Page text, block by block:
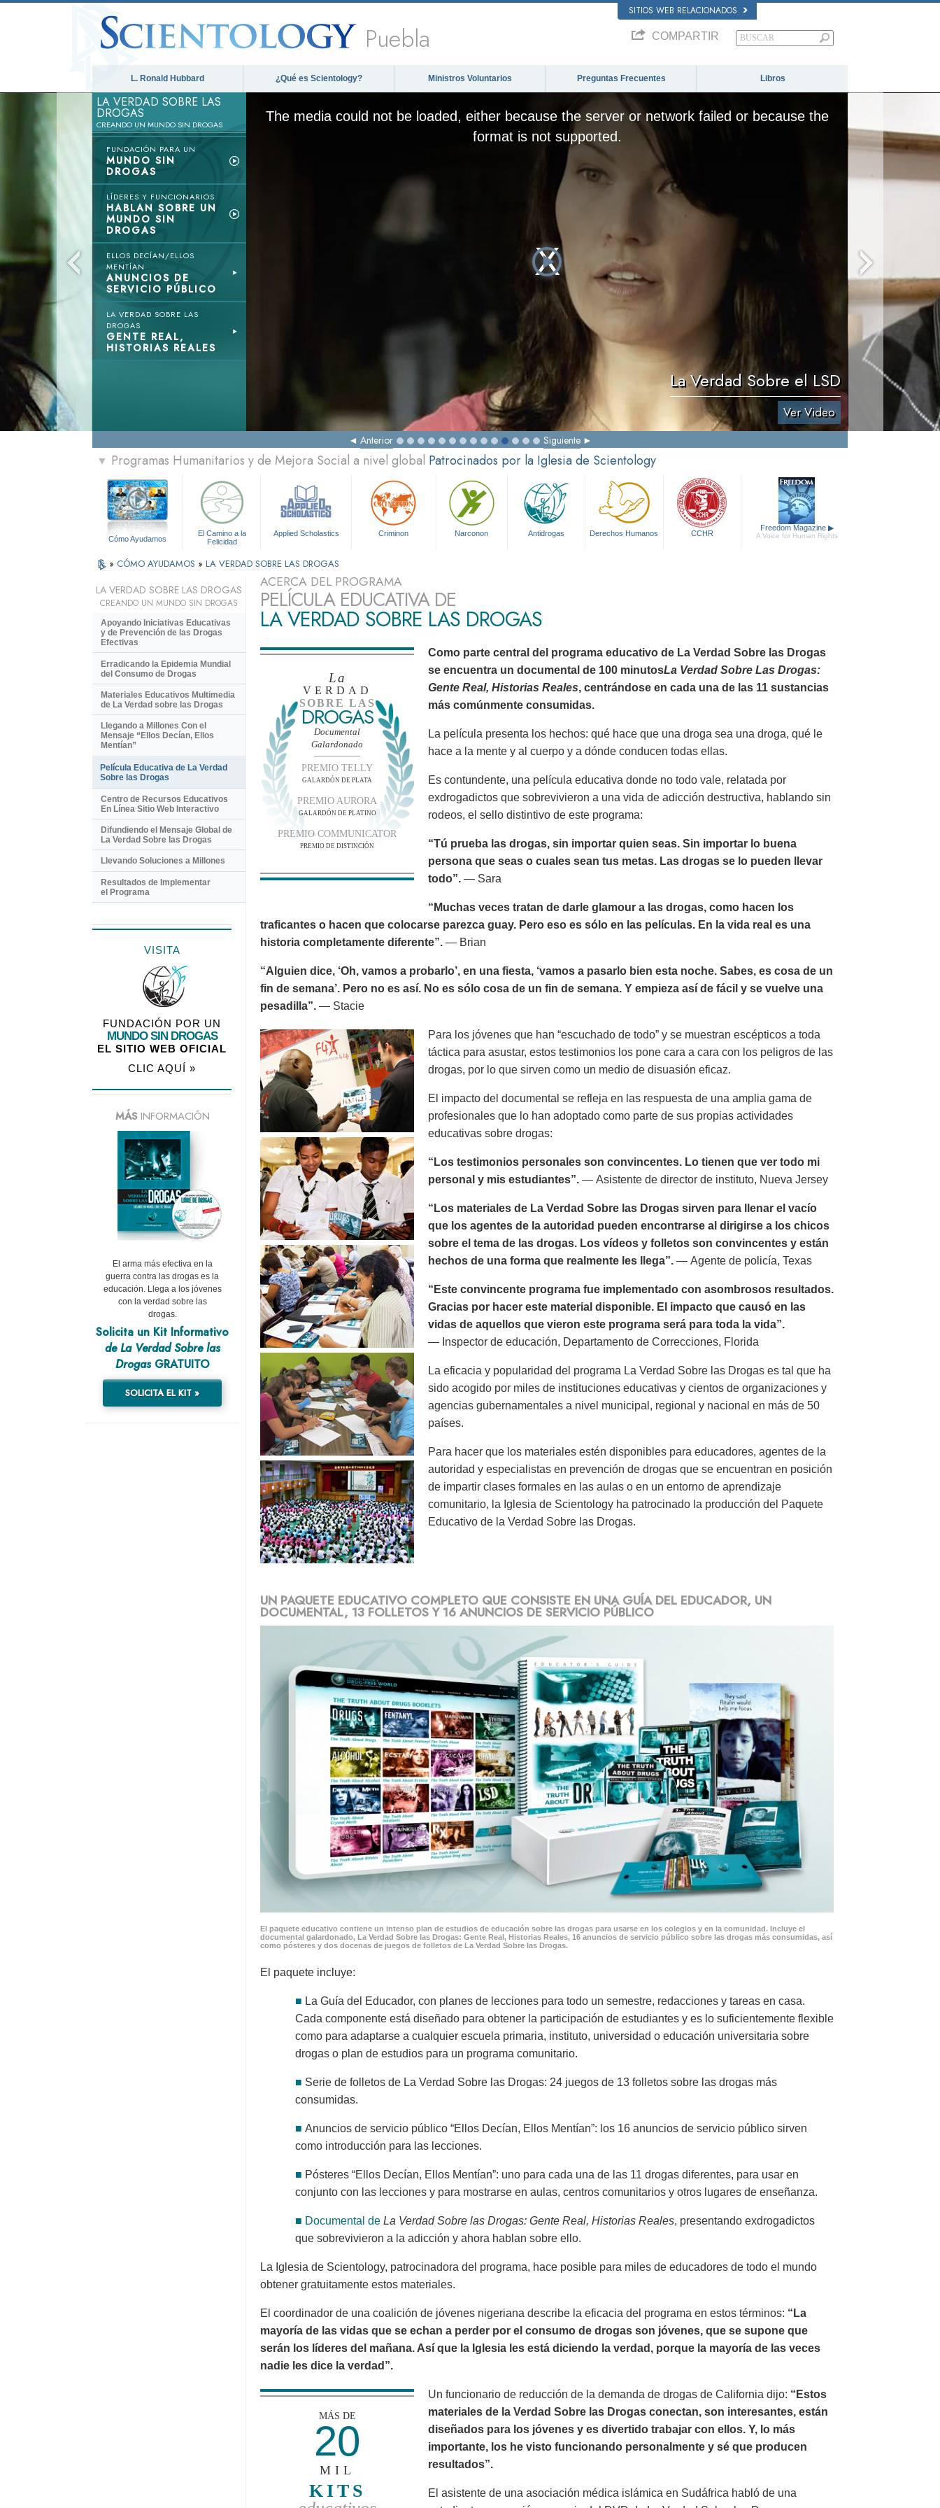
SITIOS WEB RELACIONADOS
Puebla COMPARTIR
L. Ronald Hubbard ¿Qué es Scientology? Ministros Voluntarios Preguntas Frecuentes Libros
LA VERDAD SOBRE LAS
DROGAS
CREANDO UN MUNDO SIN DROGAS
FUNDACIÓN PARA UN
MUNDO SIN
DROGAS
LÍDERES Y FUNCIONARIOS
HABLAN SOBRE UN
MUNDO SIN
DROGAS
ELLOS DECÍAN/ELLOS
MENTÍAN
ANUNCIOS DE
SERVICIO PÚBLICO
LA VERDAD SOBRE LAS
DROGAS
GENTE REAL,
HISTORIAS REALES
The media could not be loaded, either because the server or network failed or because the
format is not supported.
La Verdad Sobre el LSD
Ver Video
Anterior Siguiente
▼ Programas Humanitarios y de Mejora Social a nivel global Patrocinados por la Iglesia de Scientology
Cómo Ayudamos
El Camino a la
Felicidad
Applied Scholastics Criminon Narconon Antidrogas Derechos Humanos CCHR
Freedom Magazine ▶
A Voice for Human Rights
» CÓMO AYUDAMOS » LA VERDAD SOBRE LAS DROGAS
ACERCA DEL PROGRAMA
PELÍCULA EDUCATIVA DE
LA VERDAD SOBRE LAS DROGAS
La
VERDAD
SOBRE LAS
DROGAS
Documental
Galardonado
PREMIO TELLY
GALARDÓN DE PLATA
PREMIO AURORA
GALARDÓN DE PLATINO
PREMIO COMMUNICATOR
PREMIO DE DISTINCIÓN
Como parte central del programa educativo de La Verdad Sobre las Drogas
se encuentra un documental de 100 minutosLa Verdad Sobre Las Drogas:
Gente Real, Historias Reales, centrándose en cada una de las 11 sustancias
más comúnmente consumidas.
La película presenta los hechos: qué hace que una droga sea una droga, qué le
hace a la mente y al cuerpo y a dónde conducen todas ellas.
Es contundente, una película educativa donde no todo vale, relatada por
exdrogadictos que sobrevivieron a una vida de adicción destructiva, hablando sin
rodeos, el sello distintivo de este programa:
“Tú prueba las drogas, sin importar quien seas. Sin importar lo buena
persona que seas o cuales sean tus metas. Las drogas se lo pueden llevar
todo”. — Sara
“Muchas veces tratan de darle glamour a las drogas, como hacen los
traficantes o hacen que colocarse parezca guay. Pero eso es sólo en las películas. En la vida real es una
historia completamente diferente”. — Brian
“Alguien dice, ‘Oh, vamos a probarlo’, en una fiesta, ‘vamos a pasarlo bien esta noche. Sabes, es cosa de un
fin de semana’. Pero no es así. No es sólo cosa de un fin de semana. Y empieza así de fácil y se vuelve una
pesadilla”. — Stacie
Para los jóvenes que han “escuchado de todo” y se muestran escépticos a toda
táctica para asustar, estos testimonios los pone cara a cara con los peligros de las
drogas, por lo que sirven como un medio de disuasión eficaz.
El impacto del documental se refleja en las respuesta de una amplia gama de
profesionales que lo han adoptado como parte de sus propias actividades
educativas sobre drogas:
“Los testimonios personales son convincentes. Lo tienen que ver todo mi
personal y mis estudiantes”. — Asistente de director de instituto, Nueva Jersey
“Los materiales de La Verdad Sobre las Drogas sirven para llenar el vacío
que los agentes de la autoridad pueden encontrarse al dirigirse a los chicos
sobre el tema de las drogas. Los vídeos y folletos son convincentes y están
hechos de una forma que realmente les llega”. — Agente de policía, Texas
“Este convincente programa fue implementado con asombrosos resultados.
Gracias por hacer este material disponible. El impacto que causó en las
vidas de aquellos que vieron este programa será para toda la vida”.
— Inspector de educación, Departamento de Correcciones, Florida
La eficacia y popularidad del programa La Verdad Sobre las Drogas es tal que ha
sido acogido por miles de instituciones educativas y cientos de organizaciones y
agencias gubernamentales a nivel municipal, regional y nacional en más de 50
países.
Para hacer que los materiales estén disponibles para educadores, agentes de la
autoridad y especialistas en prevención de drogas que se encuentran en posición
de impartir clases formales en las aulas o en un entorno de aprendizaje
comunitario, la Iglesia de Scientology ha patrocinado la producción del Paquete
Educativo de la Verdad Sobre las Drogas.
UN PAQUETE EDUCATIVO COMPLETO QUE CONSISTE EN UNA GUÍA DEL EDUCADOR, UN
DOCUMENTAL, 13 FOLLETOS Y 16 ANUNCIOS DE SERVICIO PÚBLICO
El paquete educativo contiene un intenso plan de estudios de educación sobre las drogas para usarse en los colegios y en la comunidad. Incluye el
documental galardonado, La Verdad Sobre las Drogas: Gente Real, Historias Reales, 16 anuncios de servicio público sobre las drogas más consumidas, así
como pósteres y dos docenas de juegos de folletos de La Verdad Sobre las Drogas.
El paquete incluye:
■ La Guía del Educador, con planes de lecciones para todo un semestre, redacciones y tareas en casa.
Cada componente está diseñado para obtener la participación de estudiantes y es lo suficientemente flexible
como para adaptarse a cualquier escuela primaria, instituto, universidad o educación universitaria sobre
drogas o plan de estudios para un programa comunitario.
■ Serie de folletos de La Verdad Sobre las Drogas: 24 juegos de 13 folletos sobre las drogas más
consumidas.
■ Anuncios de servicio público “Ellos Decían, Ellos Mentían”: los 16 anuncios de servicio público sirven
como introducción para las lecciones.
■ Pósteres “Ellos Decían, Ellos Mentían”: uno para cada una de las 11 drogas diferentes, para usar en
conjunto con las lecciones y para mostrarse en aulas, centros comunitarios y otros lugares de enseñanza.
■ Documental de La Verdad Sobre las Drogas: Gente Real, Historias Reales, presentando exdrogadictos
que sobrevivieron a la adicción y ahora hablan sobre ello.
La Iglesia de Scientology, patrocinadora del programa, hace posible para miles de educadores de todo el mundo
obtener gratuitamente estos materiales.
El coordinador de una coalición de jóvenes nigeriana describe la eficacia del programa en estos términos: “La
mayoría de las vidas que se echan a perder por el consumo de drogas son jóvenes, que se supone que
serán los líderes del mañana. Así que la Iglesia les está diciendo la verdad, porque la mayoría de las veces
nadie les dice la verdad”.
MÁS DE
20
MIL
KITS
Un funcionario de reducción de la demanda de drogas de California dijo: “Estos
materiales de la Verdad Sobre las Drogas conectan, son interesantes, están
diseñados para los jóvenes y es divertido trabajar con ellos. Y, lo más
importante, los he visto funcionando personalmente y sé que producen
resultados”.
El asistente de una asociación médica islámica en Sudáfrica habló de una
LA VERDAD SOBRE LAS DROGAS
CREANDO UN MUNDO SIN DROGAS
Apoyando Iniciativas Educativas
y de Prevención de las Drogas
Efectivas
Erradicando la Epidemia Mundial
del Consumo de Drogas
Materiales Educativos Multimedia
de La Verdad sobre las Drogas
Llegando a Millones Con el
Mensaje “Ellos Decían, Ellos
Mentían”
Película Educativa de La Verdad
Sobre las Drogas
Centro de Recursos Educativos
En Línea Sitio Web Interactivo
Difundiendo el Mensaje Global de
La Verdad Sobre las Drogas
Llevando Soluciones a Millones
Resultados de Implementar
el Programa
VISITA
FUNDACIÓN POR UN
MUNDO SIN DROGAS
EL SITIO WEB OFICIAL
CLIC AQUÍ »
MÁSINFORMACIÓN
El arma más efectiva en la
guerra contra las drogas es la
educación. Llega a los jóvenes
con la verdad sobre las
drogas.
Solicita un Kit Informativo
de La Verdad Sobre las
DrogasGRATUITO
SOLICITA EL KIT »